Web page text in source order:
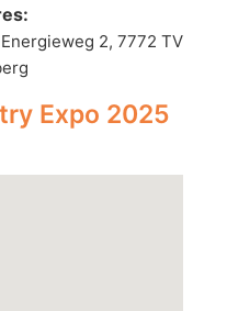
Energieweg 2, 7772 TV
Expo 2025